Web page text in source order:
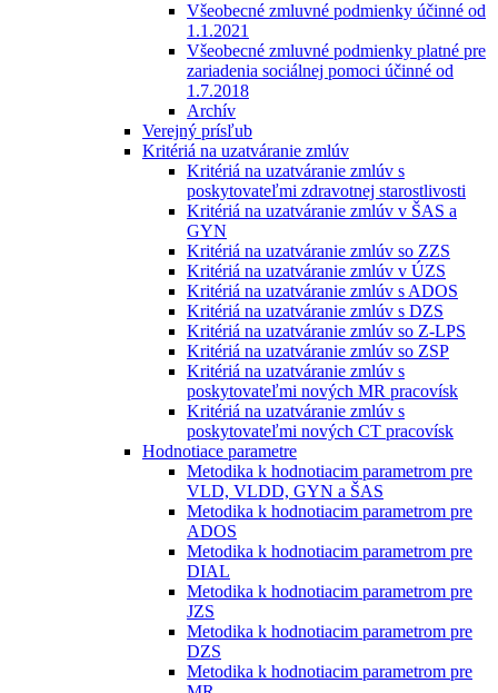
Všeobecné zmluvné podmienky účinné od
1.1.2021
Všeobecné zmluvné podmienky platné pre
zariadenia sociálnej pomoci účinné od
1.7.2018
Archív
Verejný prísľub
Kritériá na uzatváranie zmlúv
Kritériá na uzatváranie zmlúv s
poskytovateľmi zdravotnej starostlivosti
Kritériá na uzatváranie zmlúv v ŠAS a
GYN
Kritériá na uzatváranie zmlúv so ZZS
Kritériá na uzatváranie zmlúv v ÚZS
Kritériá na uzatváranie zmlúv s ADOS
Kritériá na uzatváranie zmlúv s DZS
Kritériá na uzatváranie zmlúv so Z-LPS
Kritériá na uzatváranie zmlúv so ZSP
Kritériá na uzatváranie zmlúv s
poskytovateľmi nových MR pracovísk
Kritériá na uzatváranie zmlúv s
poskytovateľmi nových CT pracovísk
Hodnotiace parametre
Metodika k hodnotiacim parametrom pre
VLD, VLDD, GYN a ŠAS
Metodika k hodnotiacim parametrom pre
ADOS
Metodika k hodnotiacim parametrom pre
DIAL
Metodika k hodnotiacim parametrom pre
JZS
Metodika k hodnotiacim parametrom pre
DZS
Metodika k hodnotiacim parametrom pre